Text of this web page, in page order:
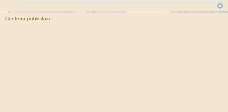
Contenu publicitaire :